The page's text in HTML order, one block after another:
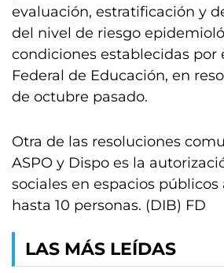
evaluación, estratificación y
del nivel de riesgo
condiciones establecidas por
Federal de Educación, en
de octubre pasado.
Otra de las resoluciones
ASPO y Dispo es la
sociales en espacios públicos
hasta 10 personas. (DIB) FD
LAS MÁS LEÍDAS